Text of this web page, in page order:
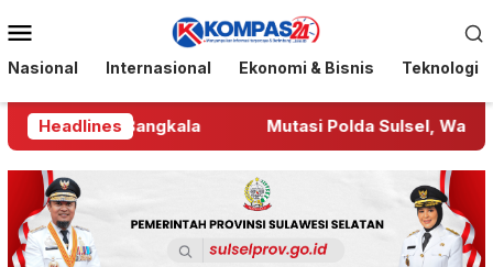
ke
kontenMobile
Nasional Internasional Ekonomi & Bisnis Teknologi
Headlines
Bangkala Mutasi Polda Sulsel, Wakapolres